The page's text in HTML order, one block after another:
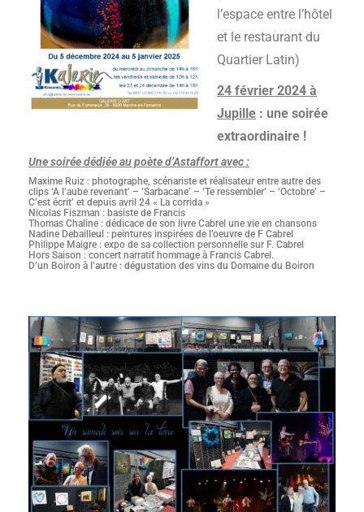
l’espace entre l’hôtel
et le restaurant du
Quartier Latin)
24 février 2024 à
Jupille : une soirée
extraordinaire !
Une soirée dédiée au poète d’Astaffort avec :
Maxime Ruiz : photographe, scénariste et réalisateur entre autre des
clips ‘A l’aube revenant’ – ‘Sarbacane’ – ‘Te ressembler’ – ‘Octobre’ –
C’est écrit’ et depuis avril 24 « La corrida »
Nicolas Fiszman : basiste de Francis
Thomas Chaline : dédicace de son livre Cabrel une vie en chansons
Nadine Debailleul : peintures inspirées de l’oeuvre de F Cabrel
Philippe Maigre : expo de sa collection personnelle sur F. Cabrel
Hors Saison : concert narratif hommage à Francis Cabrel.
D’un Boiron à l’autre : dégustation des vins du Domaine du Boiron